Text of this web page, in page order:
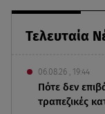
Τελευταία
06.08.26 , 19:44
Πότε δεν
τραπεζικές